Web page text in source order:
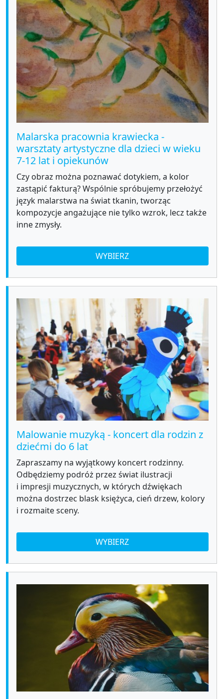
Malarska pracownia krawiecka -
warsztaty artystyczne dla dzieci w wieku
7-12 lat i opiekunów
Czy obraz można poznawać dotykiem, a kolor
zastąpić fakturą? Wspólnie spróbujemy przełożyć
język malarstwa na świat tkanin, tworząc
kompozycje angażujące nie tylko wzrok, lecz także
inne zmysły.
WYBIERZ
Malowanie muzyką - koncert dla rodzin z
dziećmi do 6 lat
Zapraszamy na wyjątkowy koncert rodzinny.
Odbędziemy podróż przez świat ilustracji
i impresji muzycznych, w których dźwiękach
można dostrzec blask księżyca, cień drzew, kolory
i rozmaite sceny.
WYBIERZ